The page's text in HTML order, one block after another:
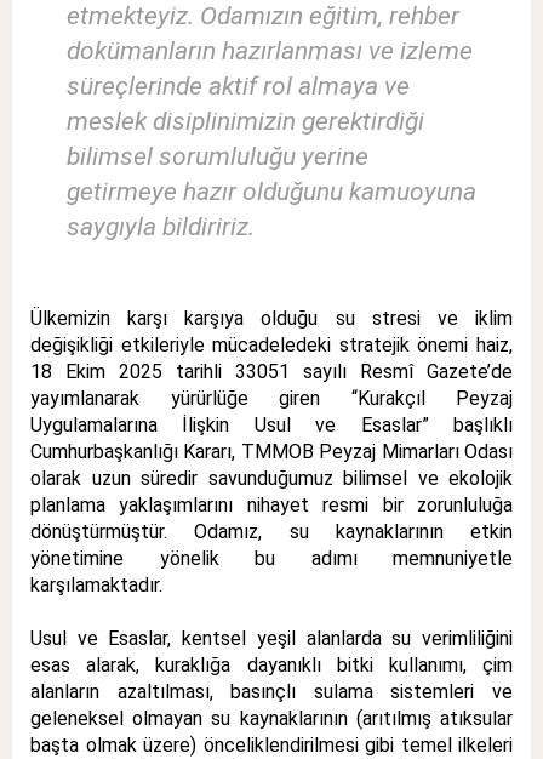
etmekteyiz. Odamızın eğitim, rehber
dokümanların hazırlanması ve izleme
süreçlerinde aktif rol almaya ve
meslek disiplinimizin gerektirdiği
bilimsel sorumluluğu yerine
getirmeye hazır olduğunu kamuoyuna
saygıyla bildiririz.
Ülkemizin karşı karşıya olduğu su stresi ve iklim
değişikliği etkileriyle mücadeledeki stratejik önemi haiz,
18 Ekim 2025 tarihli 33051 sayılı Resmî Gazete’de
yayımlanarak yürürlüğe giren “Kurakçıl Peyzaj
Uygulamalarına İlişkin Usul ve Esaslar” başlıklı
Cumhurbaşkanlığı Kararı, TMMOB Peyzaj Mimarları Odası
olarak uzun süredir savunduğumuz bilimsel ve ekolojik
planlama yaklaşımlarını nihayet resmi bir zorunluluğa
dönüştürmüştür. Odamız, su kaynaklarının etkin
yönetimine yönelik bu adımı memnuniyetle
karşılamaktadır.
Usul ve Esaslar, kentsel yeşil alanlarda su verimliliğini
esas alarak, kuraklığa dayanıklı bitki kullanımı, çim
alanların azaltılması, basınçlı sulama sistemleri ve
geleneksel olmayan su kaynaklarının (arıtılmış atıksular
başta olmak üzere) önceliklendirilmesi gibi temel ilkeleri